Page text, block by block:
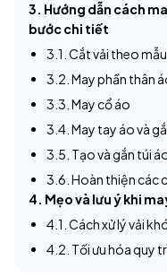
3. Hướng dẫn cách
bước chi tiết
3.1. Cắt vải theo mẫu
3.2. May phần thân
3.3. May cổ áo
3.4. May tay áo và
3.5. Tạo và gắn túi
3.6. Hoàn thiện các
4. Mẹo và lưu ý khi
4.1. Cách xử lý vải
4.2. Tối ưu hóa quy